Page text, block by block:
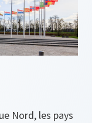
Nord, les pays